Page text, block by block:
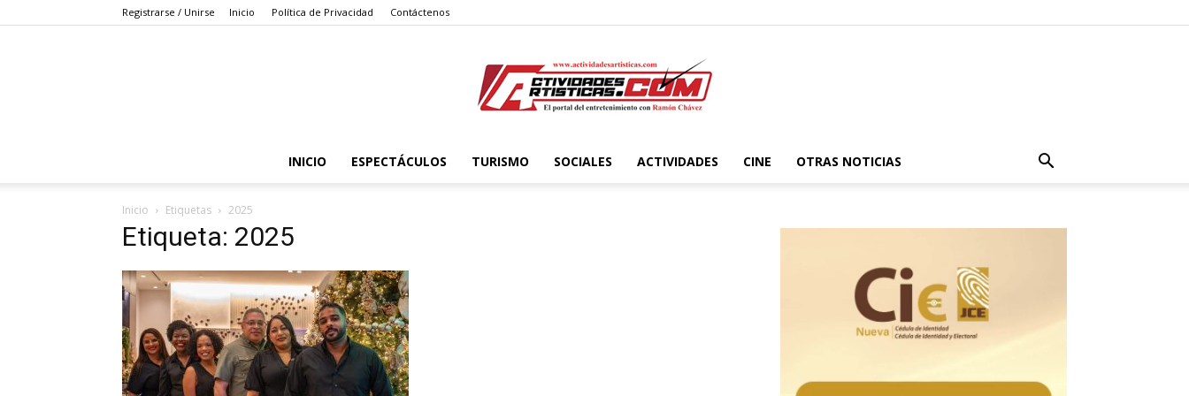
Registrarse / Unirse Inicio Política de Privacidad Contáctenos
Actividadesartisticas.com
INICIO ESPECTÁCULOS TURISMO SOCIALES ACTIVIDADES CINE OTRAS NOTICIAS
Inicio Etiquetas 2025
Etiqueta: 2025